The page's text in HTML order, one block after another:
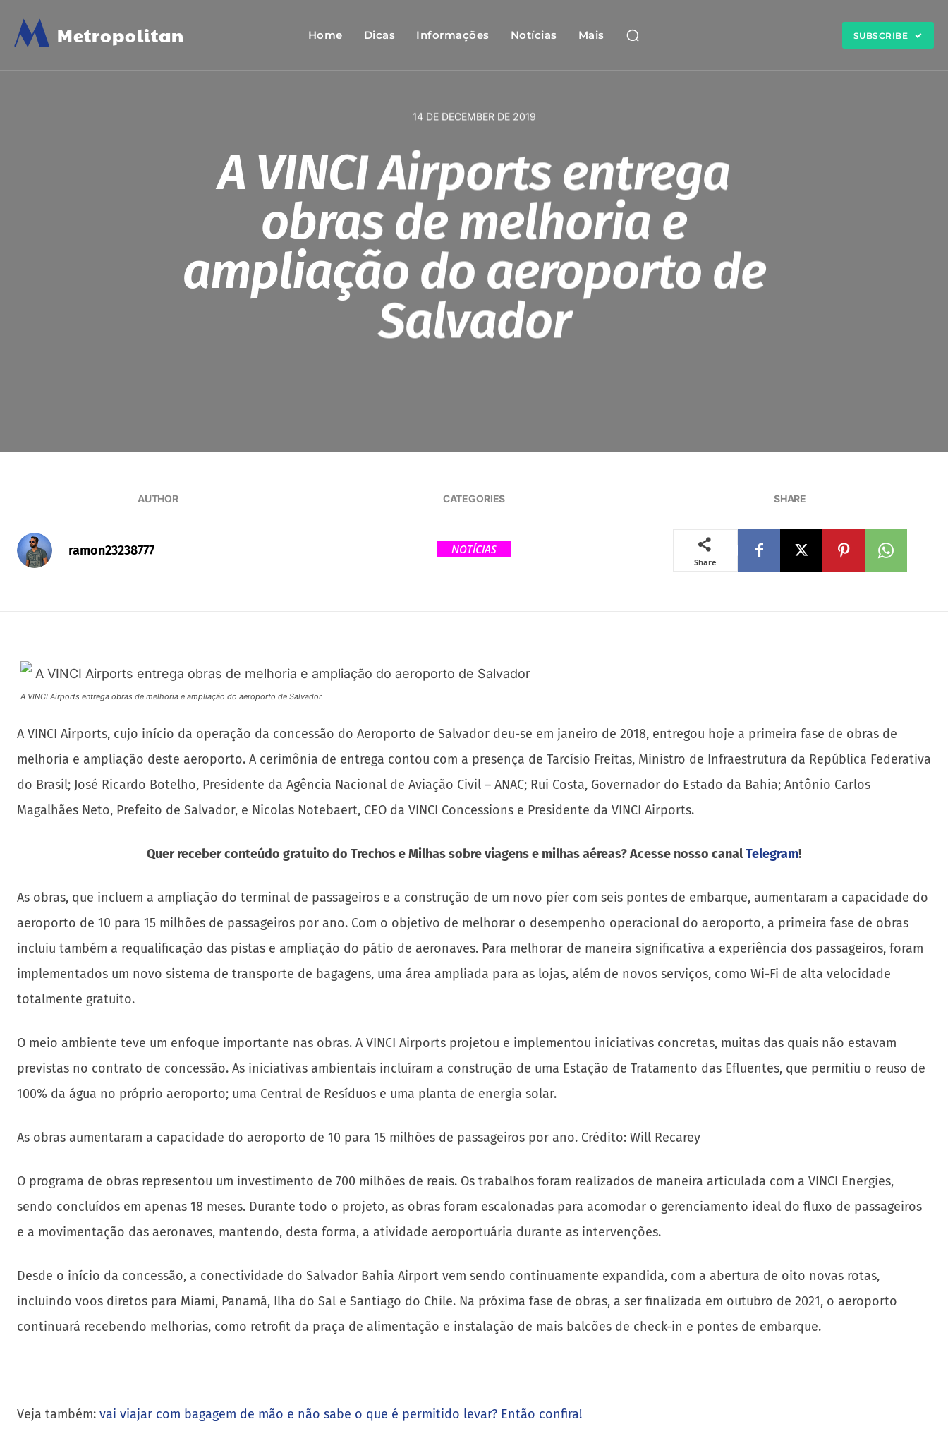
M Metropolitan Home Dicas Informações Notícias Mais SUBSCRIBE
14 DE DECEMBER DE 2019
A VINCI Airports entrega
obras de melhoria e
ampliação do aeroporto de
Salvador
AUTHOR
ramon23238777
CATEGORIES
NOTÍCIAS
SHARE
Share
A VINCI Airports entrega obras de melhoria e ampliação do aeroporto de Salvador
A VINCI Airports, cujo início da operação da concessão do Aeroporto de Salvador deu-se em janeiro de 2018, entregou hoje a primeira fase de obras de
melhoria e ampliação deste aeroporto. A cerimônia de entrega contou com a presença de Tarcísio Freitas, Ministro de Infraestrutura da República Federativa
do Brasil; José Ricardo Botelho, Presidente da Agência Nacional de Aviação Civil – ANAC; Rui Costa, Governador do Estado da Bahia; Antônio Carlos
Magalhães Neto, Prefeito de Salvador, e Nicolas Notebaert, CEO da VINCI Concessions e Presidente da VINCI Airports.
Quer receber conteúdo gratuito do Trechos e Milhas sobre viagens e milhas aéreas? Acesse nosso canalTelegram!
As obras, que incluem a ampliação do terminal de passageiros e a construção de um novo píer com seis pontes de embarque, aumentaram a capacidade do
aeroporto de 10 para 15 milhões de passageiros por ano. Com o objetivo de melhorar o desempenho operacional do aeroporto, a primeira fase de obras
incluiu também a requalificação das pistas e ampliação do pátio de aeronaves. Para melhorar de maneira significativa a experiência dos passageiros, foram
implementados um novo sistema de transporte de bagagens, uma área ampliada para as lojas, além de novos serviços, como Wi-Fi de alta velocidade
totalmente gratuito.
O meio ambiente teve um enfoque importante nas obras. A VINCI Airports projetou e implementou iniciativas concretas, muitas das quais não estavam
previstas no contrato de concessão. As iniciativas ambientais incluíram a construção de uma Estação de Tratamento das Efluentes, que permitiu o reuso de
100% da água no próprio aeroporto; uma Central de Resíduos e uma planta de energia solar.
As obras aumentaram a capacidade do aeroporto de 10 para 15 milhões de passageiros por ano. Crédito: Will Recarey
O programa de obras representou um investimento de 700 milhões de reais. Os trabalhos foram realizados de maneira articulada com a VINCI Energies,
sendo concluídos em apenas 18 meses. Durante todo o projeto, as obras foram escalonadas para acomodar o gerenciamento ideal do fluxo de passageiros
e a movimentação das aeronaves, mantendo, desta forma, a atividade aeroportuária durante as intervenções.
Desde o início da concessão, a conectividade do Salvador Bahia Airport vem sendo continuamente expandida, com a abertura de oito novas rotas,
incluindo voos diretos para Miami, Panamá, Ilha do Sal e Santiago do Chile. Na próxima fase de obras, a ser finalizada em outubro de 2021, o aeroporto
continuará recebendo melhorias, como retrofit da praça de alimentação e instalação de mais balcões de check-in e pontes de embarque.
Veja também: vai viajar com bagagem de mão e não sabe o que é permitido levar? Então confira!